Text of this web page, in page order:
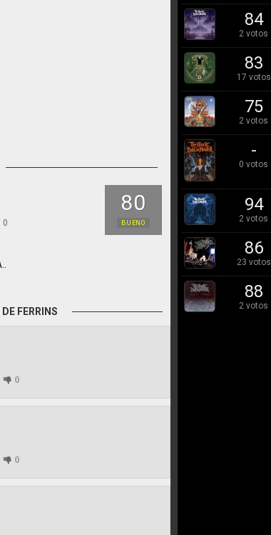
80
BUENO
0
FERRINS
0
0
84
2 votos
83
17 votos
75
2 votos
-
0 votos
94
2 votos
86
23 votos
88
2 votos